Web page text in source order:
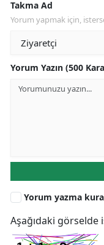
Takma Ad
Yorum yapmak için,
Yorum Yazın (500
Yorum yazma
Aşağıdaki görselde